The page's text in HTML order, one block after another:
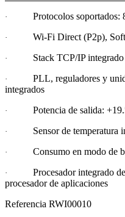
· Protocolos soportados:
· Wi-Fi Direct (P2p),
· Stack TCP/IP integrado
·
PLL, reguladores y
integrados
· Potencia de salida:
· Sensor de temperatura
· Consumo en modo de
·
Procesador integrado
procesador de aplicaciones
Referencia RWI00010